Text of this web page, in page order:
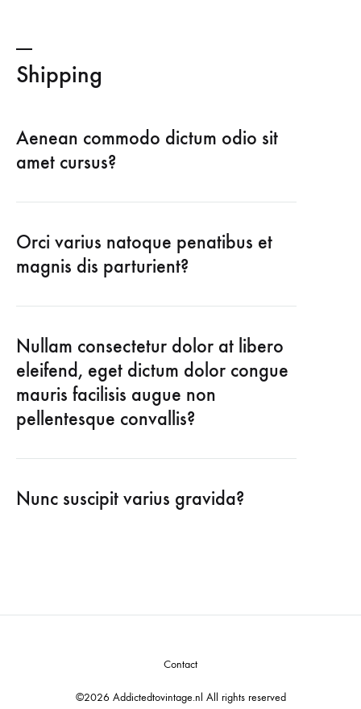
Shipping
Aenean commodo dictum odio sit
amet cursus?
Orci varius natoque penatibus et
magnis dis parturient?
Nullam consectetur dolor at libero
eleifend, eget dictum dolor congue
mauris facilisis augue non
pellentesque convallis?
Nunc suscipit varius gravida?
©2026 Addictedtovintage.nl All rights reserved
Contact